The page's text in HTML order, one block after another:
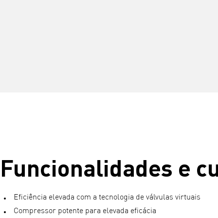
Funcionalidades e
Eficiência elevada com a tecnologia de válvulas virtuais
Compressor potente para elevada eficácia